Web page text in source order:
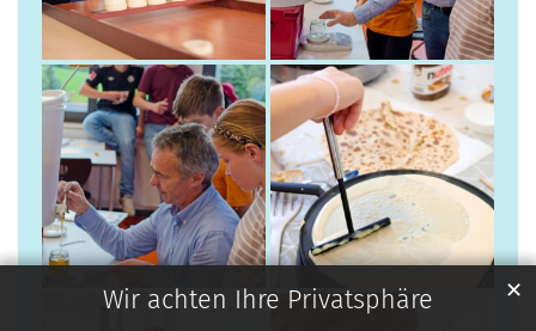
Wir achten Ihre Privatsphäre ✕